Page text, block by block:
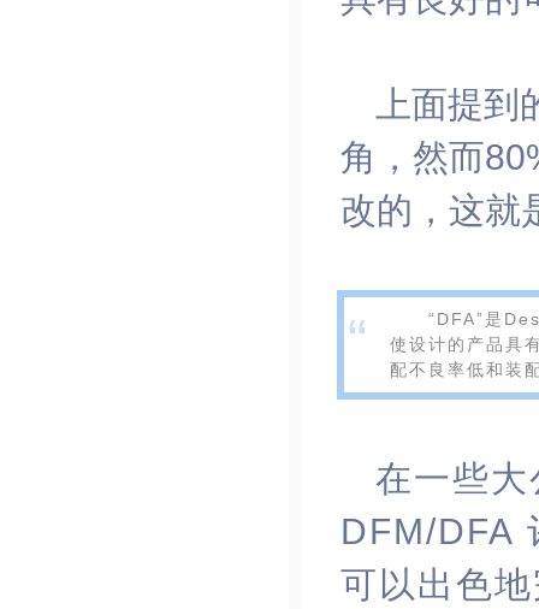
上面提
角，然而
改的，这就
“
“DFA”是
使设计的产品具
配不良率低和装
在一些
DFM/DFA
可以出色